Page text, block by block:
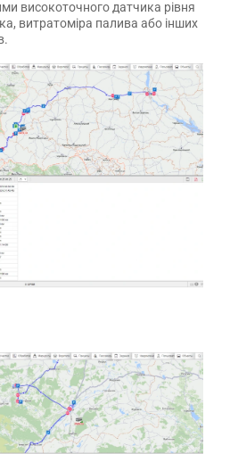
високоточного датчика рівня
витратоміра палива або інших